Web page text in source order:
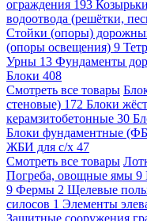
ограждения 193
водоотвода (решётки,
Стойки (опоры)
(опоры освещения) 9
Урны 13 Фундаменты
Блоки 408
Смотреть все товары
стеновые) 172 Блоки
керамзитобетонные 30
Блоки фундаментные
ЖБИ для с/х 47
Смотреть все товары
Погреба, овощные ямы 9
9 Фермы 2 Щелевые
силосов 1 Элементы